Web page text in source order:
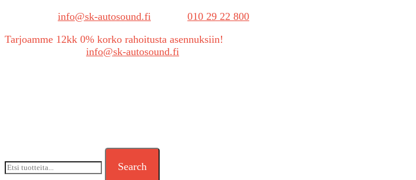
info@sk-autosound.fi
010 29 22 800
Tarjoamme 12kk 0% korko rahoitusta asennuksiin!
info@sk-autosound.fi
Search